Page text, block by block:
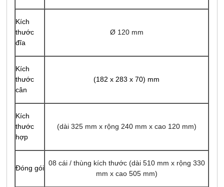
Kích
thước
đĩa
Ø 120 mm
Kích
thước
cân
(182 x 283 x 70) mm
Kích
thước
hợp
(dài 325 mm x rộng 240 mm x cao 120 mm)
Đóng gói
08 cái / thùng kích thước (dài 510 mm x rộng 330
mm x cao 505 mm)